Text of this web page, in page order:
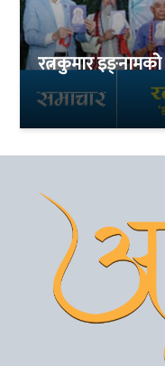
रत्नकुमार इङ्नामको